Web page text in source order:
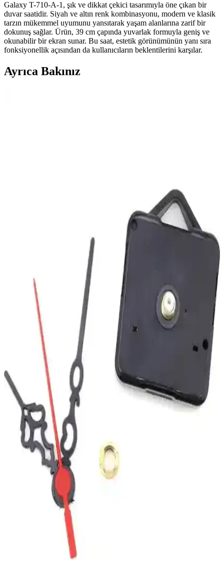
Galaxy T-710-A-1, şık ve dikkat çekici tasarımıyla öne çıkan bir
duvar saatidir. Siyah ve altın renk kombinasyonu, modern ve klasik
tarzın mükemmel uyumunu yansıtarak yaşam alanlarına zarif bir
dokunuş sağlar. Ürün, 39 cm çapında yuvarlak formuyla geniş ve
okunabilir bir ekran sunar. Bu saat, estetik görünümünün yanı sıra
fonksiyonellik açısından da kullanıcıların beklentilerini karşılar.
Ayrıca Bakınız
Saati Şık ve Dayanıklı Tasarım Özellikleri
27 cm çapında, dayanıklı cam ve sessiz mekanizmasıyla estetik ve
fonksiyonel Saban duvar saati, kolay montaj ve temizlik
Carven Duvar Saati: Sessiz Çalışma ve Modern
Tasarım ile Şık Dekoratif Seçenek
Carven duvar saati, sessiz mekanizması ve modern tasarımıyla öne
çıkar. Dayanıklı yapısı ve şık görünümüyle çeşitli iç mekanlara
uyum sağlar, yüksek müşteri memnuniyeti ile tercih edilir.
Saban Çap 27cm Bronz El Dekoratif Cam Duvar
Saati Ev ve Ofis İçin Şık Tasarım
Saban Çap 27cm bronz el dekoratif cam duvar saati, estetik ve
dayanıklı tasarımıyla ev ve ofis dekorasyonunuza şıklık katıyor,
sessiz çalışmasıyla kullanım konforu sunuyor.
Apricity Renkli Daire Beton Duvar Saati Modern ve
Dayanıklı Tasarım Özellikleriyle
Apricity'nin el işçiliğiyle hazırlanan beton duvar saati, renkli ve
modern tasarımıyla odalara şıklık ve hareket getirir, uzun ömürlü
kullanım sağlar.
Dekoratif Cam Duvar Saati Yapay Güllerle Şıklık ve
Fonksiyon Bir Arada
27cm çapında, yapay güllerle süslenmiş dekoratif cam duvar saati,
yüksek kaliteli malzeme ve sessiz mekanizmasıyla iç mekanlara
estetik ve fonksiyonellik sunar.
MetaQuartz ve Dafhi Dekoratif Ahşap Duvar
Saatleri Karşılaştırması ve Seçim Rehberi
İki farklı duvar saati ürününün tasarım, malzeme, performans ve
kullanıcı yorumlarıyla detaylı karşılaştırması, ev dekorasyonuna